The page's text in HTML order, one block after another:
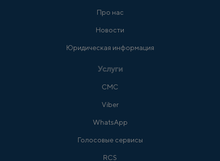
Про нас
Новости
Юридическая информация
Услуги
СМС
Viber
WhatsApp
Голосовые сервисы
RCS